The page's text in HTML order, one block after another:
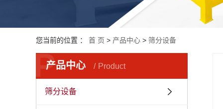
您当前的位置 ： 首 页 > 产品中心 > 筛分设备
产品中心 Product
P
筛分设备